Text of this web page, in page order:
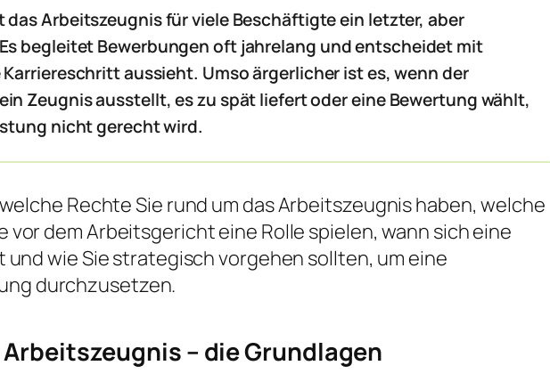
das Arbeitszeugnis für viele Beschäftigte ein letzter, aber
begleitet Bewerbungen oft jahrelang und entscheidet mit
aussieht. Umso ärgerlicher ist es, wenn der
Zeugnis ausstellt, es zu spät liefert oder eine Bewertung wählt,
nicht gerecht wird.
Rechte Sie rund um das Arbeitszeugnis haben, welche
dem Arbeitsgericht eine Rolle spielen, wann sich eine
wie Sie strategisch vorgehen sollten, um eine
durchzusetzen.
– die Grundlagen